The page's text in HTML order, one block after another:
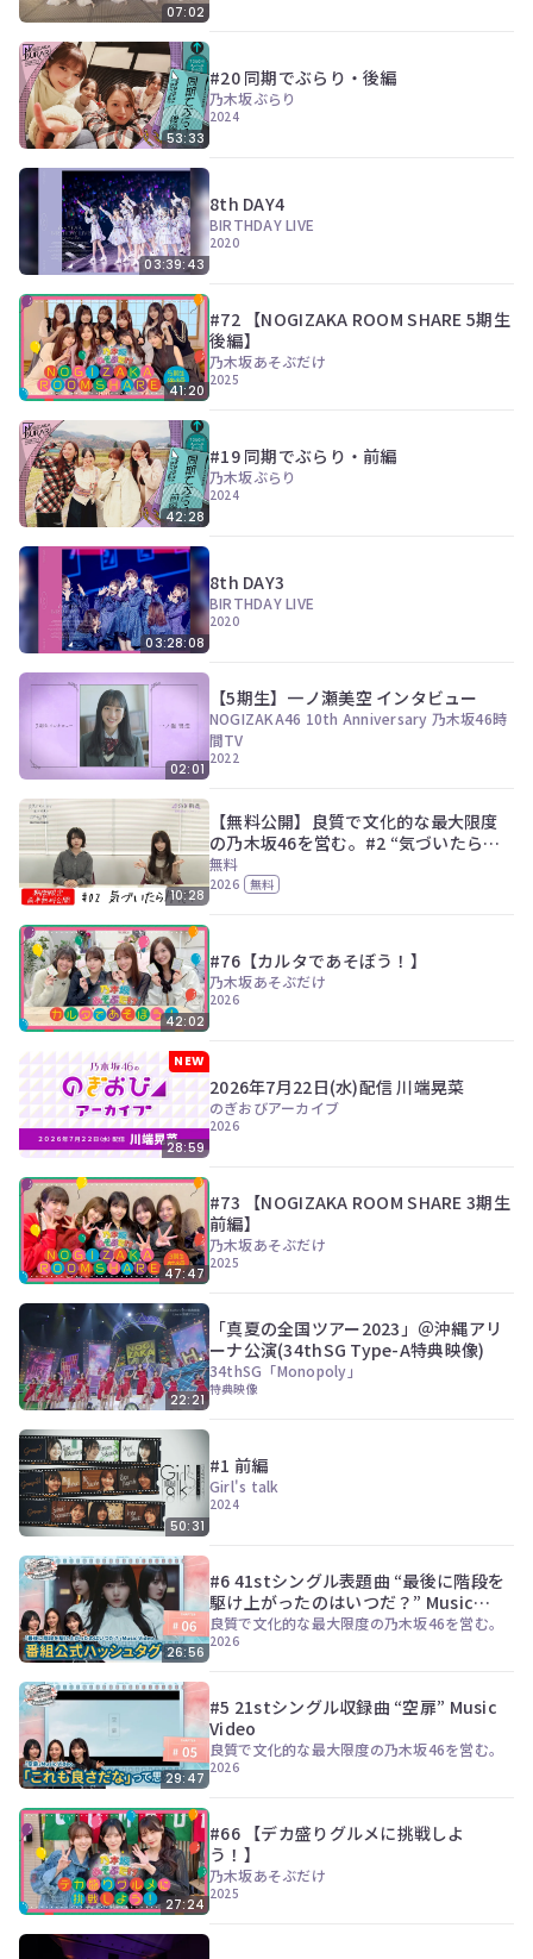
07:02
53:33
#20 同期でぶらり・後編
乃木坂ぶらり
2024
03:39:43
8th DAY4
BIRTHDAY LIVE
2020
41:20
#72 【NOGIZAKA ROOM SHARE 5期生
後編】
乃木坂あそぶだけ
2025
42:28
#19 同期でぶらり・前編
乃木坂ぶらり
2024
03:28:08
8th DAY3
BIRTHDAY LIVE
2020
02:01
【5期生】一ノ瀬美空 インタビュー
NOGIZAKA46 10th Anniversary 乃木坂46時
間TV
2022
10:28
【無料公開】良質で文化的な最大限度
の乃木坂46を営む。#2 “気づいたら片
想い” Music Video
無料
2026 無料
42:02
#76【カルタであそぼう！】
乃木坂あそぶだけ
2026
NEW
28:59
2026年7月22日(水)配信 川端晃菜
のぎおびアーカイブ
2026
47:47
#73 【NOGIZAKA ROOM SHARE 3期生
前編】
乃木坂あそぶだけ
2025
22:21
「真夏の全国ツアー2023」＠沖縄アリ
ーナ公演(34thSG Type-A特典映像)
34thSG「Monopoly」
特典映像
50:31
#1 前編
Girl's talk
2024
26:56
#6 41stシングル表題曲 “最後に階段を
駆け上がったのはいつだ？” Music
Video
良質で文化的な最大限度の乃木坂46を営む。
2026
29:47
#5 21stシングル収録曲 “空扉” Music
Video
良質で文化的な最大限度の乃木坂46を営む。
2026
27:24
#66 【デカ盛りグルメに挑戦しよ
う！】
乃木坂あそぶだけ
2025